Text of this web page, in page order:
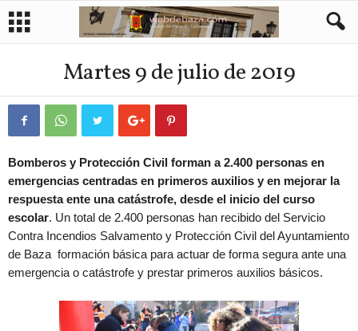
Martes 9 de julio de 2019
Bomberos y Protección Civil forman a 2.400 personas en
emergencias centradas en primeros auxilios y en mejorar la
respuesta ente una catástrofe, desde el inicio del curso
escolar. Un total de 2.400 personas han recibido del Servicio
Contra Incendios Salvamento y Protección Civil del Ayuntamiento
de Baza formación básica para actuar de forma segura ante una
emergencia o catástrofe y prestar primeros auxilios básicos.